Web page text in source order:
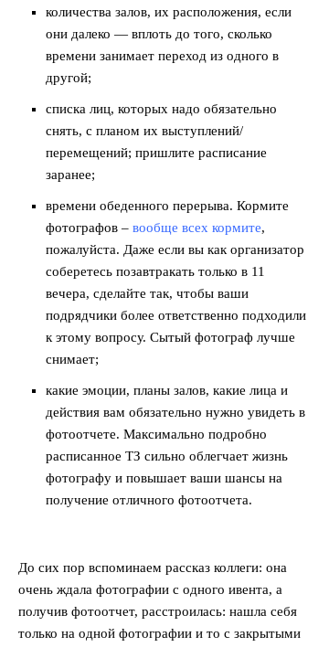
количества залов, их расположения, если
они далеко — вплоть до того, сколько
времени занимает переход из одного в
другой;
списка лиц, которых надо обязательно
снять, с планом их выступлений/
перемещений; пришлите расписание
заранее;
времени обеденного перерыва. Кормите
фотографов – вообще всех кормите,
пожалуйста. Даже если вы как организатор
соберетесь позавтракать только в 11
вечера, сделайте так, чтобы ваши
подрядчики более ответственно подходили
к этому вопросу. Сытый фотограф лучше
снимает;
какие эмоции, планы залов, какие лица и
действия вам обязательно нужно увидеть в
фотоотчете. Максимально подробно
расписанное ТЗ сильно облегчает жизнь
фотографу и повышает ваши шансы на
получение отличного фотоотчета.
До сих пор вспоминаем рассказ коллеги: она
очень ждала фотографии с одного ивента, а
получив фотоотчет, расстроилась: нашла себя
только на одной фотографии и то с закрытыми